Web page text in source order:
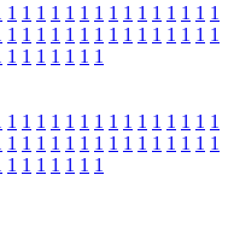
1 1 1 1 1 1 1 1 1 1 1 1 1 1 1
1 1 1 1 1 1 1 1 1 1 1 1 1 1 1
1 1 1 1 1 1 1
1 1 1 1 1 1 1 1 1 1 1 1 1 1 1
1 1 1 1 1 1 1 1 1 1 1 1 1 1 1
1 1 1 1 1 1 1